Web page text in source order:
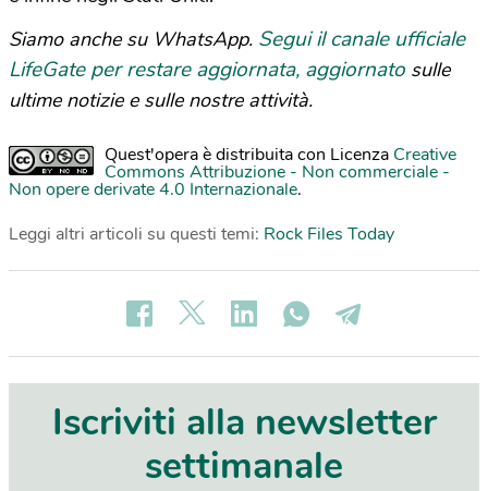
Siamo anche su WhatsApp. Segui il canale ufficiale
LifeGate per restare aggiornata, aggiornato sulle
ultime notizie e sulle nostre attività.
Quest'opera è distribuita con Licenza Creative
Commons Attribuzione - Non commerciale -
Non opere derivate 4.0 Internazionale.
Leggi altri articoli su questi temi: Rock Files Today
Iscriviti alla newsletter
settimanale